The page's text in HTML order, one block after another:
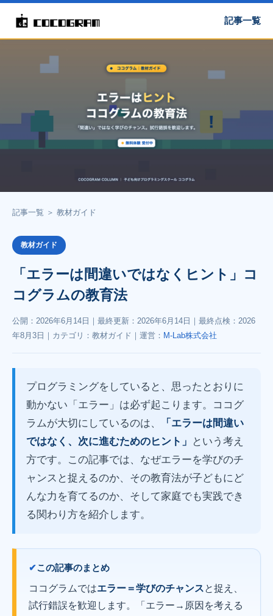
記事一覧
記事一覧 ＞ 教材ガイド
教材ガイド
「エラーは間違いではなくヒント」コ
コグラムの教育法
公開： 2026年6月14日 ｜最終更新： 2026年6月14日 ｜最終点検： 2026
年8月3日 ｜カテゴリ：教材ガイド｜運営： M-Lab株式会社
プログラミングをしていると、思ったとおりに
動かない「エラー」は必ず起こります。ココグ
ラムが大切にしているのは、
「エラーは間違い
ではなく、次に進むためのヒント」
という考え
方です。この記事では、なぜエラーを学びのチ
ャンスと捉えるのか、その教育法が子どもにど
んな力を育てるのか、そして家庭でも実践でき
る関わり方を紹介します。
この記事のまとめ
ココグラムではエラー＝学びのチャンスと捉え、
試行錯誤を歓迎します。「エラー→原因を考える